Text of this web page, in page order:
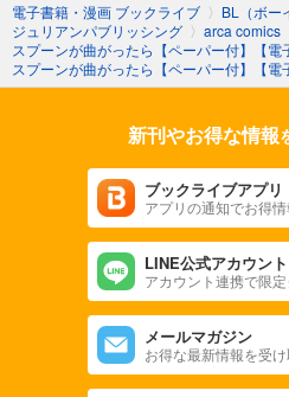
電子書籍・漫画 ブックライブ 〉 BL（ボー
ジュリアンパブリッシング 〉 arca comics
スプーンが曲がったら【ペーパー付】【電
スプーンが曲がったら【ペーパー付】【
新刊やお得な情報
ブックライブアプリ
アプリの通知でお得
LINE公式アカウント
アカウント連携で限
メールマガジン
お得な最新情報を受け